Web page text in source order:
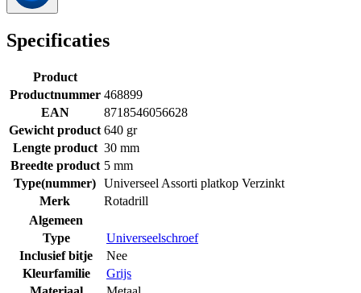
Specificaties
Product
Productnummer 468899
EAN
8718546056628
Gewicht product 640 gr
Lengte product 30 mm
Breedte product 5 mm
Type(nummer) Universeel Assorti platkop Verzinkt
Merk
Rotadrill
Algemeen
Type
Universeelschroef
Inclusief bitje
Nee
Kleurfamilie
Grijs